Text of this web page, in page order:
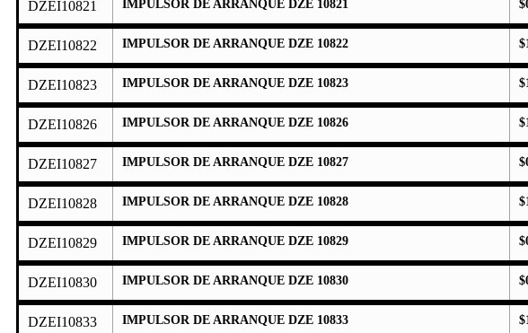
DZEI10821 IMPULSOR DE ARRANQUE DZE 10821 $
DZEI10822 IMPULSOR DE ARRANQUE DZE 10822 $
DZEI10823 IMPULSOR DE ARRANQUE DZE 10823 $
DZEI10826 IMPULSOR DE ARRANQUE DZE 10826 $
DZEI10827 IMPULSOR DE ARRANQUE DZE 10827 $
DZEI10828 IMPULSOR DE ARRANQUE DZE 10828 $
DZEI10829 IMPULSOR DE ARRANQUE DZE 10829 $
DZEI10830 IMPULSOR DE ARRANQUE DZE 10830 $
DZEI10833 IMPULSOR DE ARRANQUE DZE 10833 $